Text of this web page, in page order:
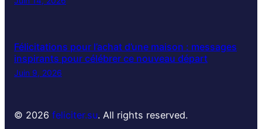
Félicitations pour l’achat d’une maison : messages
inspirants pour célébrer ce nouveau départ
Juin 9, 2026
© 2026 feliciter.su. All rights reserved.